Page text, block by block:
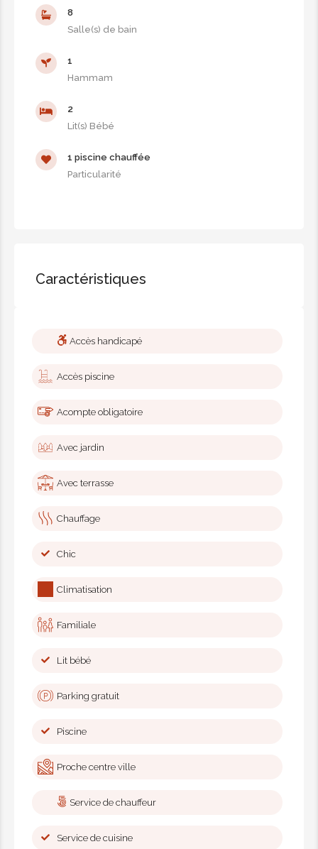
8
Salle(s) de bain
1
Hammam
2
Lit(s) Bébé
1 piscine chauffée
Particularité
Caractéristiques
Accès handicapé
Accès piscine
Acompte obligatoire
Avec jardin
Avec terrasse
Chauffage
Chic
Climatisation
Familiale
Lit bébé
Parking gratuit
Piscine
Proche centre ville
Service de chauffeur
Service de cuisine